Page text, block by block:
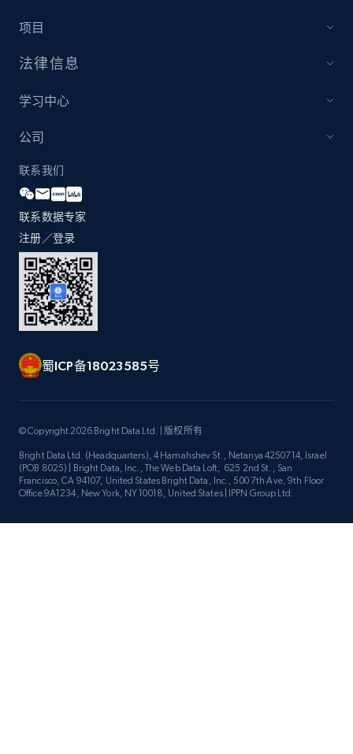
项目
法律信息
学习中心
公司
联系我们
联系数据专家
注册／登录
蜀ICP备18023585号
© Copyright 2026 Bright Data Ltd. | 版权所有
Bright Data Ltd. (Headquarters), 4 Hamahshev St., Netanya 4250714, Israel
(POB 8025) | Bright Data, Inc., The Web Data Loft, 625 2nd St., San
Francisco, CA 94107, United States Bright Data, Inc., 500 7th Ave, 9th Floor
Office 9A1234, New York, NY 10018, United States | IPPN Group Ltd.